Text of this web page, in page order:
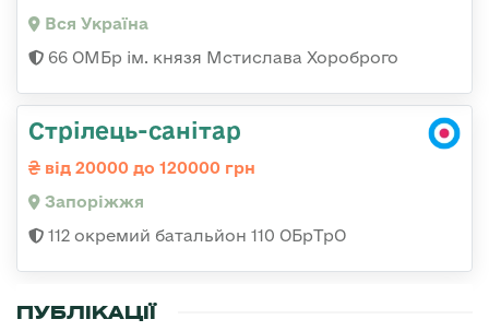
Вся Україна
66 ОМБр ім. князя Мстислава Хороброго
Стрілець-санітар
від 20000 до 120000 грн
Запоріжжя
112 окремий батальйон 110 ОБрТрО
ПУБЛІКАЦІЇ